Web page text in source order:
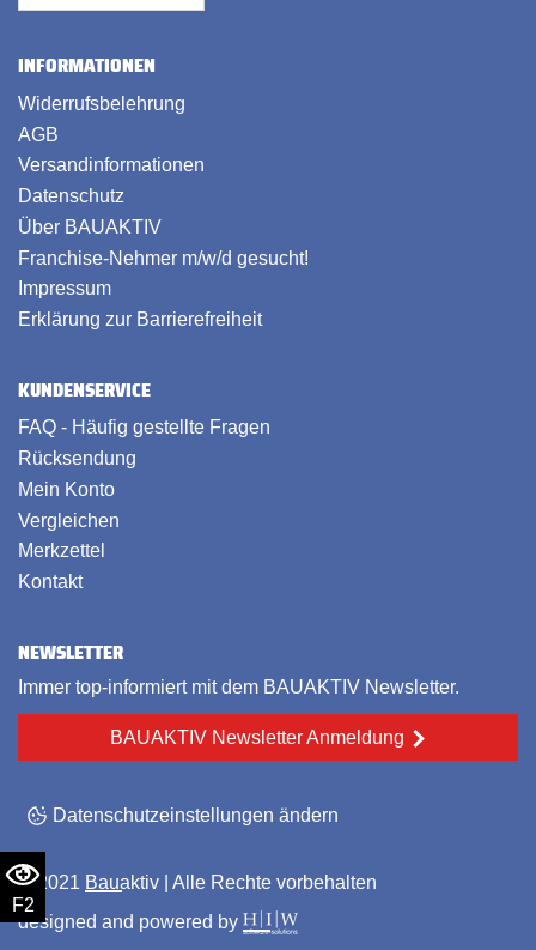
F2
INFORMATIONEN
Widerrufsbelehrung
AGB
Versandinformationen
Datenschutz
Über BAUAKTIV
Franchise-Nehmer m/w/d gesucht!
Impressum
Erklärung zur Barrierefreiheit
KUNDENSERVICE
FAQ - Häufig gestellte Fragen
Rücksendung
Mein Konto
Vergleichen
Merkzettel
Kontakt
NEWSLETTER
Immer top-informiert mit dem BAUAKTIV Newsletter.
BAUAKTIV Newsletter Anmeldung
Datenschutzeinstellungen ändern
© 2021 Bauaktiv | Alle Rechte vorbehalten
designed and powered by